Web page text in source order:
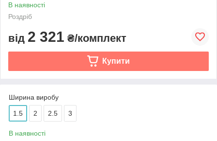
В наявності
Роздріб
від 2 321 ₴/комплект
Купити
Ширина виробу
1.5 2 2.5 3
В наявності